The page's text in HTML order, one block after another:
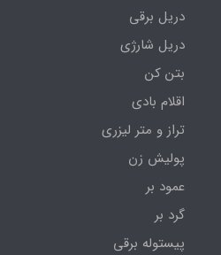
دریل برقی
دریل شارژی
بتن کن
اقلام بادی
تراز و متر لیزری
پولیش زن
عمود بر
گرد بر
پیستوله برقی